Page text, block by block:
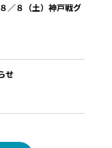
／８（土）神戸戦グ
せ